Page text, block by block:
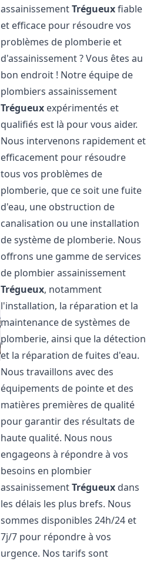
assainissementTrégueuxfiable
et efficace pour résoudre vos
problèmes de plomberie et
d'assainissement ? Vous êtes au
bon endroit ! Notre équipe de
plombiers assainissement
Trégueux expérimentés et
qualifiés est là pour vous aider.
Nous intervenons rapidement et
efficacement pour résoudre
tous vos problèmes de
plomberie, que ce soit une fuite
d'eau, une obstruction de
canalisation ou une installation
de système de plomberie. Nous
offrons une gamme de services
de plombier assainissement
Trégueux, notamment
l'installation, la réparation et la
maintenance de systèmes de
plomberie, ainsi que la détection
et la réparation de fuites d'eau.
Nous travaillons avec des
équipements de pointe et des
matières premières de qualité
pour garantir des résultats de
haute qualité. Nous nous
engageons à répondre à vos
besoins en plombier
assainissementTrégueux dans
les délais les plus brefs. Nous
sommes disponibles 24h/24 et
7j/7 pour répondre à vos
urgence. Nos tarifs sont